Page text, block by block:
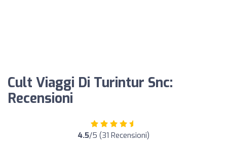
Cult Viaggi Di Turintur Snc:
Recensioni
4.5/5 (31 Recensioni)